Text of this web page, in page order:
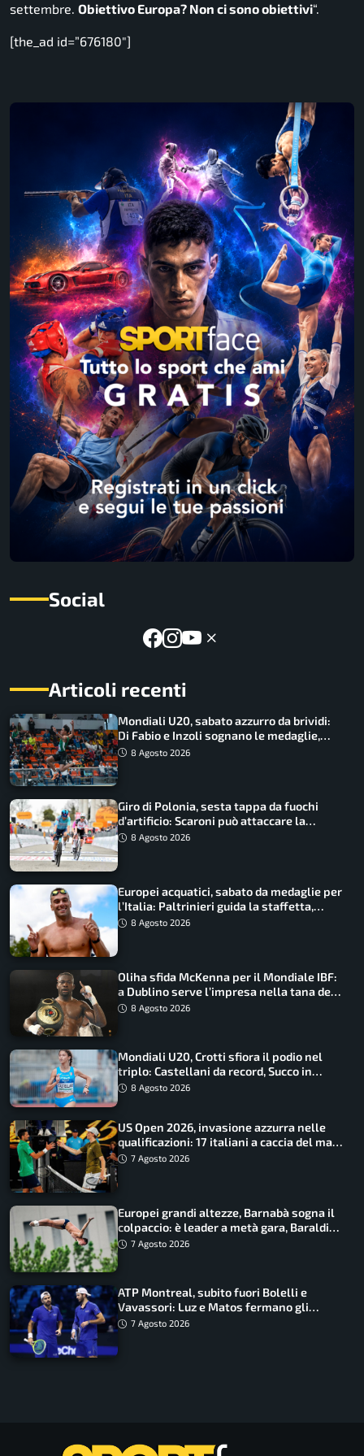
settembre. Obiettivo Europa? Non ci sono obiettivi“.
[the_ad id=”676180″]
Social
Articoli recenti
Mondiali U20, sabato azzurro da brividi:
Di Fabio e Inzoli sognano le medaglie,
Castellani e Succo in finale
8 Agosto 2026
Giro di Polonia, sesta tappa da fuochi
d’artificio: Scaroni può attaccare la
maglia di Lemmen
8 Agosto 2026
Europei acquatici, sabato da medaglie per
l’Italia: Paltrinieri guida la staffetta,
Barnabà sogna l’oro dalle grandi altezze
8 Agosto 2026
Oliha sfida McKenna per il Mondiale IBF:
a Dublino serve l’impresa nella tana del
lupo8 Agosto 2026
Mondiali U20, Crotti sfiora il podio nel
triplo: Castellani da record, Succo in
finale
8 Agosto 2026
US Open 2026, invasione azzurra nelle
qualificazioni: 17 italiani a caccia del main
draw7 Agosto 2026
Europei grandi altezze, Barnabà sogna il
colpaccio: è leader a metà gara, Baraldi
ancora in corsa
7 Agosto 2026
ATP Montreal, subito fuori Bolelli e
Vavassori: Luz e Matos fermano gli
azzurri
7 Agosto 2026